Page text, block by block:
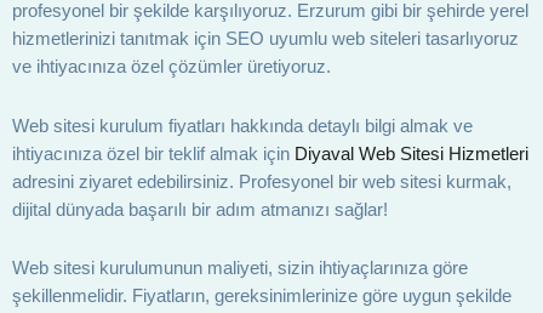
profesyonel bir şekilde karşılıyoruz. Erzurum gibi bir şehirde yerel
hizmetlerinizi tanıtmak için SEO uyumlu web siteleri tasarlıyoruz
ve ihtiyacınıza özel çözümler üretiyoruz.
Web sitesi kurulum fiyatları hakkında detaylı bilgi almak ve
ihtiyacınıza özel bir teklif almak için Diyaval Web Sitesi Hizmetleri
adresini ziyaret edebilirsiniz. Profesyonel bir web sitesi kurmak,
dijital dünyada başarılı bir adım atmanızı sağlar!
Web sitesi kurulumunun maliyeti, sizin ihtiyaçlarınıza göre
şekillenmelidir. Fiyatların, gereksinimlerinize göre uygun şekilde